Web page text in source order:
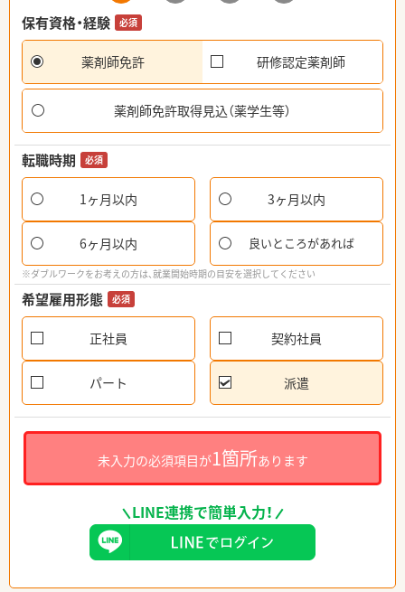
保有資格・経験 必須
薬剤師免許 研修認定薬剤師
薬剤師免許取得見込（薬学生等）
転職時期 必須
1ヶ月以内 3ヶ月以内
6ヶ月以内 良いところがあれば
※ダブルワークをお考えの方は、就業開始時期の目安を選択してください
希望雇用形態 必須
正社員 契約社員
パート 派遣
未入力の必須項目が1箇所あります
LINE連携で簡単入力！